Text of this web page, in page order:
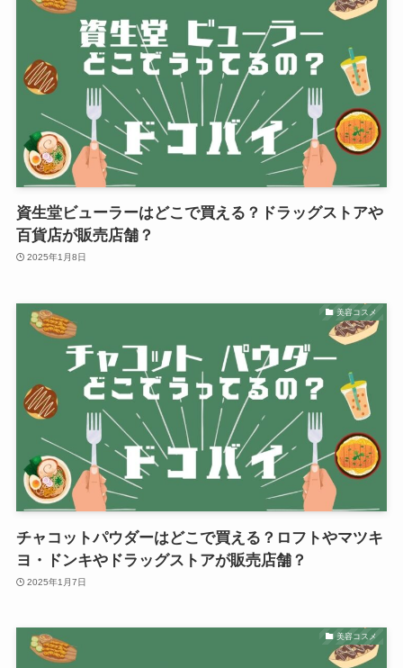
資生堂ビューラーはどこで買える？ドラッグストアや
百貨店が販売店舗？
2025年1月8日
美容コスメ
チャコットパウダーはどこで買える？ロフトやマツキ
ヨ・ドンキやドラッグストアが販売店舗？
2025年1月7日
美容コスメ